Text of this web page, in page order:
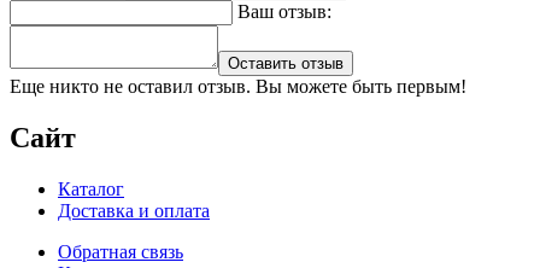
Ваш отзыв:
Оставить отзыв
Еще никто не оставил отзыв. Вы можете быть первым!
Сайт
Каталог
Доставка и оплата
Обратная связь